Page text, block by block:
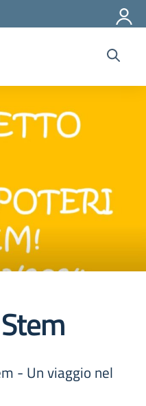
- Un viaggio nel